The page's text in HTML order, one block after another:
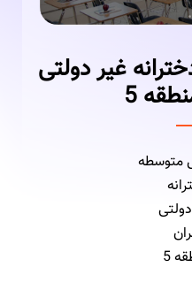
غیر دولتی
5
متوسطه
5